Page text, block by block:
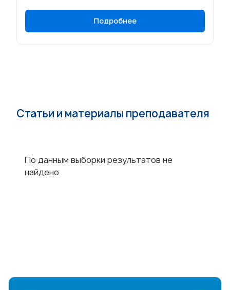
Подробнее
Статьи и материалы преподавателя
По данным выборки результатов не
найдено